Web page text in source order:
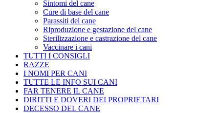
Sintomi del cane
Cure di base del cane
Parassiti del cane
Riproduzione e gestazione del cane
Sterilizzazione e castrazione del cane
Vaccinare i cani
TUTTI I CONSIGLI
RAZZE
I NOMI PER CANI
TUTTE LE INFO SUI CANI
FAR TENERE IL CANE
DIRITTI E DOVERI DEI PROPRIETARI
DECESSO DEL CANE